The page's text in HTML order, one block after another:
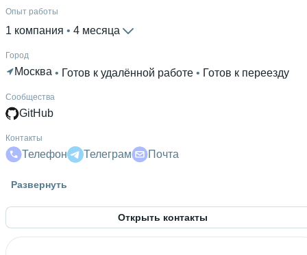
Опыт работы
1 компания 4 месяца
Город
Москва • Готов к удалённой работе • Готов к переезду
Сообщества
GitHub
Контакты
Телефон Телеграм Почта
Гражданство
Русский родной язык • Английский В2
Развернуть
Открыть контакты